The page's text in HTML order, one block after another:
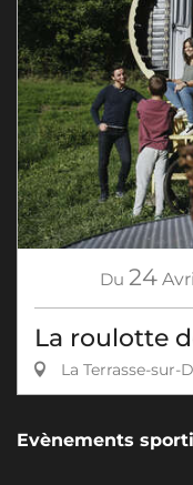
Du 24
La roulotte
La Terrasse-sur-
Evènements